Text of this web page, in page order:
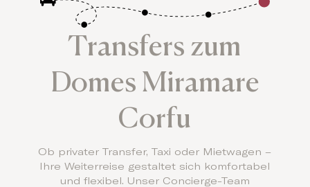
Transfers zum
Domes Miramare
Corfu
Ob privater Transfer, Taxi oder Mietwagen –
Ihre Weiterreise gestaltet sich komfortabel
und flexibel. Unser Concierge-Team